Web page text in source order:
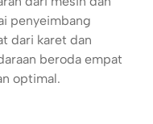
penyeimbang
dari karet dan
beroda empat
optimal.